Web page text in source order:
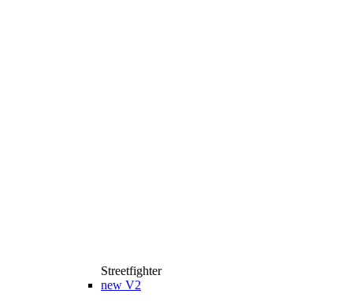
Streetfighter
new V2